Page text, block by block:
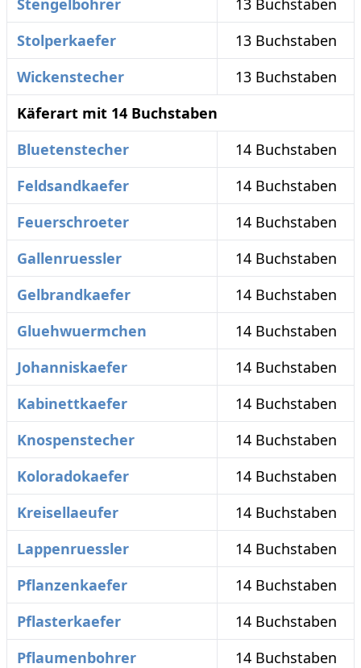
Stengelbohrer
13 Buchstaben
Stolperkaefer
13 Buchstaben
Wickenstecher
13 Buchstaben
Käferart mit 14 Buchstaben
Bluetenstecher
14 Buchstaben
Feldsandkaefer
14 Buchstaben
Feuerschroeter
14 Buchstaben
Gallenruessler
14 Buchstaben
Gelbrandkaefer
14 Buchstaben
Gluehwuermchen
14 Buchstaben
Johanniskaefer
14 Buchstaben
Kabinettkaefer
14 Buchstaben
Knospenstecher
14 Buchstaben
Koloradokaefer
14 Buchstaben
Kreisellaeufer
14 Buchstaben
Lappenruessler
14 Buchstaben
Pflanzenkaefer
14 Buchstaben
Pflasterkaefer
14 Buchstaben
Pflaumenbohrer
14 Buchstaben